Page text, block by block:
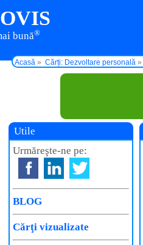
bună®
Acasă Cărți: Dezvoltare personală
Utile
Urmăreşte-ne pe:
BLOG
Cărţi vizualizate